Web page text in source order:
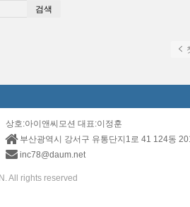
검색
상호:아이앤씨모션 대표:이정훈
부산광역시 강서구 유통단지1로 41 124동
inc78@daum.net
All rights reserved